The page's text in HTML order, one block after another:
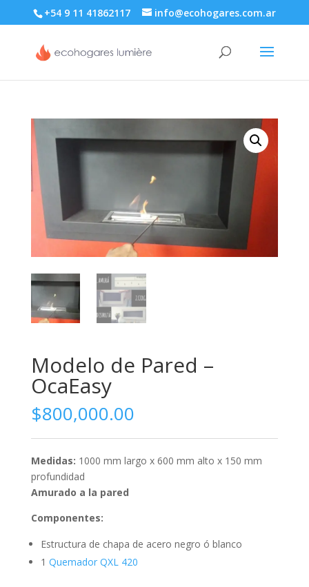
+54 9 11 41862117 info@ecohogares.com.ar
Modelo de Pared –
OcaEasy
$800,000.00
Medidas: 1000 mm largo x 600 mm alto x 150 mm
profundidad
Amurado a la pared
Componentes:
Estructura de chapa de acero negro ó blanco
1 Quemador QXL 420